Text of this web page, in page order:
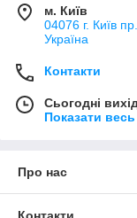
м. Київ
04076 г. Київ
Україна
Контакти
Сьогодні
Показати
Про нас